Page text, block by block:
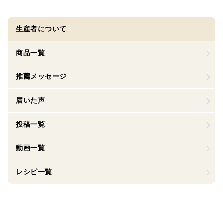
生産者について
商品一覧
推薦メッセージ
届いた声
投稿一覧
動画一覧
レシピ一覧